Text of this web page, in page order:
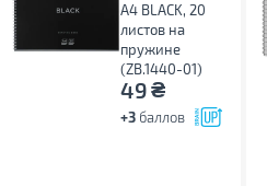
А4 BLACK, 20
листов на
пружине
(ZB.1440-01)
49₴
+3 баллов